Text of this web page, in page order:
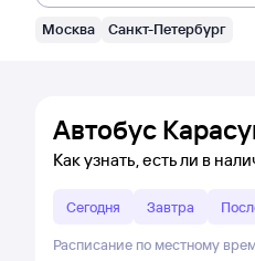
Москва Санкт-Петербург
Автобус
Как узнать, есть ли в
Сегодня Завтра
Расписание по местному